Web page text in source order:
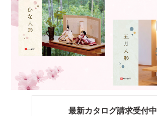
最新カタログ請求受付中